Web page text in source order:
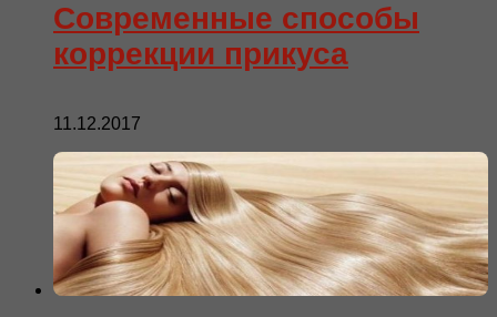
Современные способы
коррекции прикуса
11.12.2017